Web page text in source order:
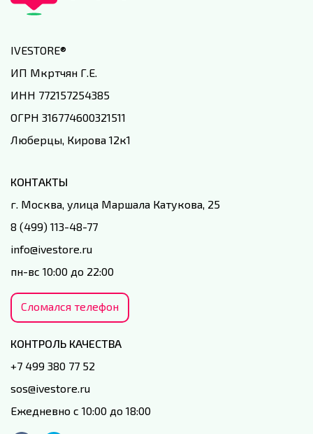
IVESTORE®
ИП Мкртчян Г.Е.
ИНН 772157254385
ОГРН 316774600321511
Люберцы, Кирова 12к1
КОНТАКТЫ
г. Москва, улица Маршала Катукова, 25
8 (499) 113-48-77
info@ivestore.ru
пн-вс 10:00 до 22:00
Сломался телефон
КОНТРОЛЬ КАЧЕСТВА
+7 499 380 77 52
sos@ivestore.ru
Ежедневно с 10:00 до 18:00